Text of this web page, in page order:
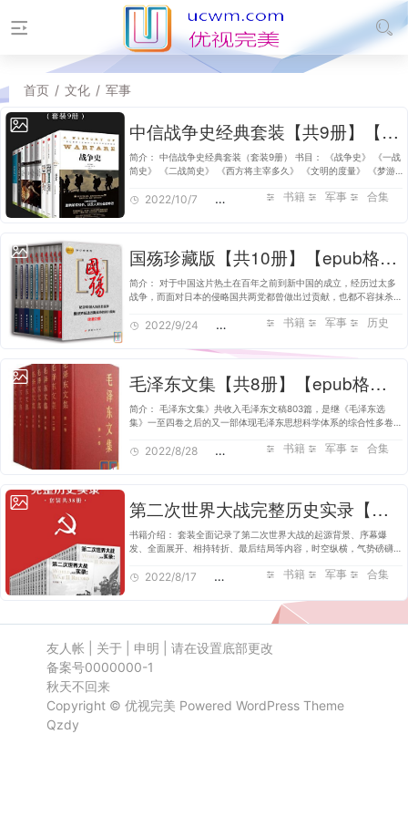
首页 / 文化 / 军事
中信战争史经典套装【共9册】【epub格式】【29.9MB】【编号：085313】
简介： 中信战争史经典套装（套装9册） 书目： 《战争史》 《一战
简史》 《二战简史》 《西方将主宰多久》 《文明的度量》 《梦游
方法： 1：关注公…
书籍 军事 合集
2022/10/7
国殇珍藏版【共10册】【epub格式】【81.8MB】【编号：895125】
简介： 对于中国这片热土在百年之前到新中国的成立，经历过太多
战争，而面对日本的侵略国共两党都曾做出过贡献，也都不容抹杀。
进行的海、陆、空军…
书籍 军事 历史
2022/9/24
毛泽东文集【共8册】【epub格式】【2.8MB】【编号：199876】
简介： 毛泽东文集》共收入毛泽东文稿803篇，是继《毛泽东选
集》一至四卷之后的又一部体现毛泽东思想科学体系的综合性多卷本
缺。《文集》的编辑工作…
书籍 军事 合集
2022/8/28
第二次世界大战完整历史实录【共38册】【epub格式】【5.5MB】【编号：975290】
书籍介绍： 套装全面记录了第二次世界大战的起源背景、序幕爆
发、全面展开、相持转折、最后结局等内容，时空纵横，气势磅礴，
值，是对第二次世界大…
书籍 军事 合集
2022/8/17
友人帐 关于| 申明
请在设置底部更改
备案号0000000-1
秋天不回来
Copyright © 优视完美 Powered WordPressTheme
Qzdy